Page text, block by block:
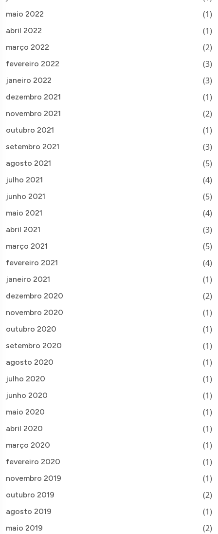
maio 2022 (1)
abril 2022 (1)
março 2022 (2)
fevereiro 2022 (3)
janeiro 2022 (3)
dezembro 2021 (1)
novembro 2021 (2)
outubro 2021 (1)
setembro 2021 (3)
agosto 2021 (5)
julho 2021 (4)
junho 2021 (5)
maio 2021 (4)
abril 2021 (3)
março 2021 (5)
fevereiro 2021 (4)
janeiro 2021 (1)
dezembro 2020 (2)
novembro 2020 (1)
outubro 2020 (1)
setembro 2020 (1)
agosto 2020 (1)
julho 2020 (1)
junho 2020 (1)
maio 2020 (1)
abril 2020 (1)
março 2020 (1)
fevereiro 2020 (1)
novembro 2019 (1)
outubro 2019 (2)
agosto 2019 (1)
maio 2019 (2)